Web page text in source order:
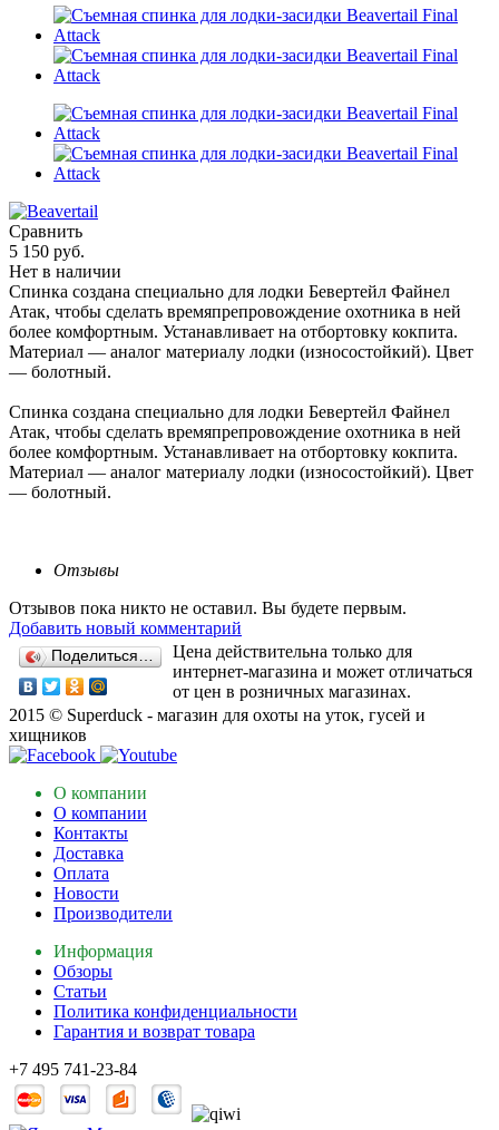
Сравнить
5 150 руб.
Нет в наличии
Спинка создана специально для лодки Бевертейл Файнел
Атак, чтобы сделать времяпрепровождение охотника в ней
более комфортным. Устанавливает на отбортовку кокпита.
Материал — аналог материалу лодки (износостойкий). Цвет
— болотный.
Спинка создана специально для лодки Бевертейл Файнел
Атак, чтобы сделать времяпрепровождение охотника в ней
более комфортным. Устанавливает на отбортовку кокпита.
Материал — аналог материалу лодки (износостойкий). Цвет
— болотный.
Отзывы
Отзывов пока никто не оставил. Вы будете первым.
Добавить новый комментарий
Поделиться…
Цена действительна только для
интернет-магазина и может отличаться
от цен в розничных магазинах.
2015 © Superduck - магазин для охоты на уток, гусей и
хищников
О компании
О компании
Контакты
Доставка
Оплата
Новости
Производители
Информация
Обзоры
Статьи
Политика конфиденциальности
Гарантия и возврат товара
+7 495 741-23-84